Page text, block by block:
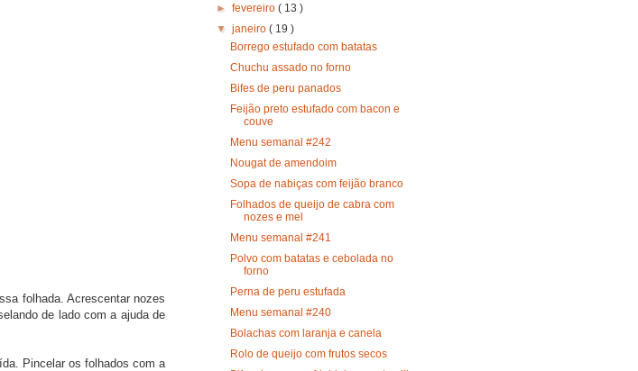
folhada. Acrescentar nozes
de lado com a ajuda de
Pincelar os folhados com a
►fevereiro( 13 )
▼janeiro( 19 )
Borrego estufado com batatas
Chuchu assado no forno
Bifes de peru panados
Feijão preto estufado com bacon e
couve
Menu semanal #242
Nougat de amendoim
Sopa de nabiças com feijão branco
Folhados de queijo de cabra com
nozes e mel
Menu semanal #241
Polvo com batatas e cebolada no
forno
Perna de peru estufada
Menu semanal #240
Bolachas com laranja e canela
Rolo de queijo com frutos secos